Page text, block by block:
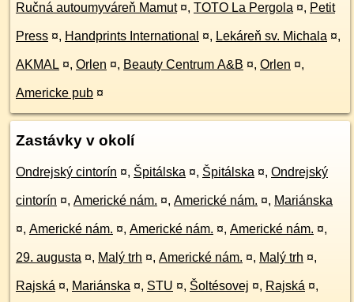
Ručná autoumyváreň Mamut ¤, TOTO La Pergola ¤, Petit
Press ¤, Handprints International ¤, Lekáreň sv. Michala ¤,
AKMAL ¤, Orlen ¤, Beauty Centrum A&B ¤, Orlen ¤,
Americke pub ¤
Zastávky v okolí
Ondrejský cintorín ¤, Špitálska ¤, Špitálska ¤, Ondrejský
cintorín ¤, Americké nám. ¤, Americké nám. ¤, Mariánska
¤, Americké nám. ¤, Americké nám. ¤, Americké nám. ¤,
29. augusta ¤, Malý trh ¤, Americké nám. ¤, Malý trh ¤,
Rajská ¤, Mariánska ¤, STU ¤, Šoltésovej ¤, Rajská ¤,